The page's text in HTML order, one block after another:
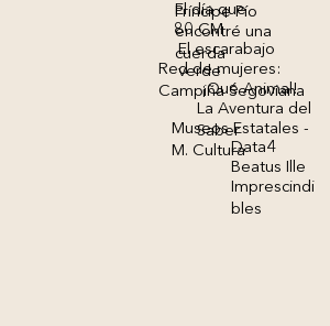
Príncipe Pío
El día que
encontré una
cuerda
80 CM
El escarabajo
verde
Red de mujeres:
Campiña Segoviana
¡Qué Animal!
La Aventura del
Saber
Museos Estatales -
M. CulturaData4
Beatus Ille
Imprescindi
bles